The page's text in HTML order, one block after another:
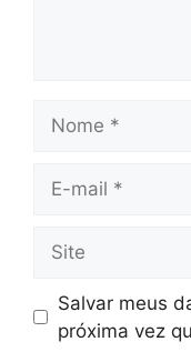
mail
Salvar meus
próxima vez